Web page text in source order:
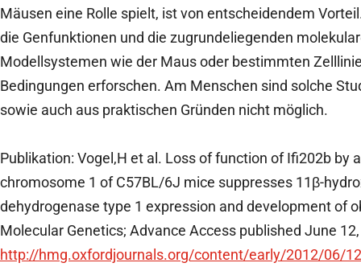
Mäusen eine Rolle spielt, ist von entscheidendem
die Genfunktionen und die zugrundeliegenden
Modellsystemen wie der Maus oder bestimmten
Bedingungen erforschen. Am Menschen sind solche
sowie auch aus praktischen Gründen nicht möglich.
Publikation: Vogel,H et al. Loss of function of Ifi202b by
chromosome 1 of C57BL/6J mice suppresses 11β-
dehydrogenase type 1 expression and development of
Molecular Genetics; Advance Access published June
http://hmg.oxfordjournals.org/content/early/2012/06/